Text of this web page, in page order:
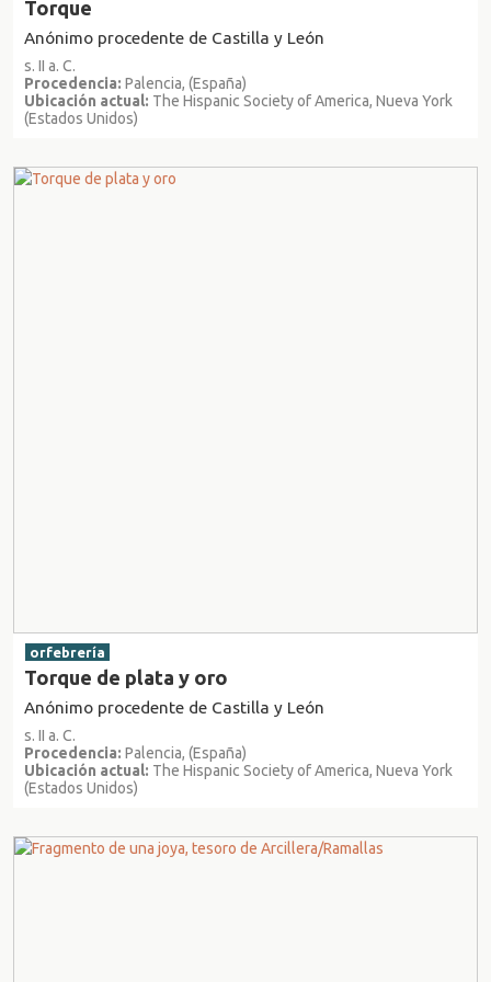
Torque
Anónimo procedente de Castilla y León
s. II a. C.
Procedencia: Palencia, (España)
Ubicación actual: The Hispanic Society of America, Nueva York
(Estados Unidos)
orfebrería
Torque de plata y oro
Anónimo procedente de Castilla y León
s. II a. C.
Procedencia: Palencia, (España)
Ubicación actual: The Hispanic Society of America, Nueva York
(Estados Unidos)